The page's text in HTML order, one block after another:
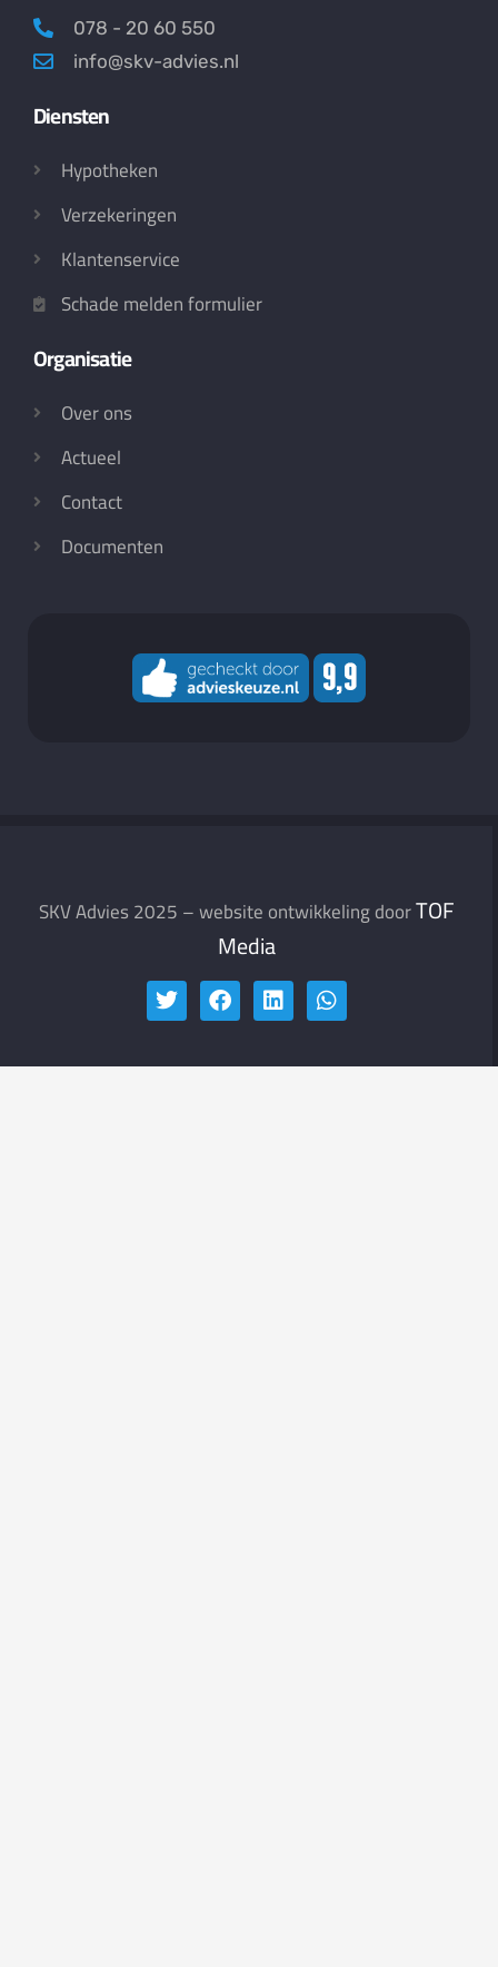
078 - 20 60 550
info@skv-advies.nl
Diensten
Hypotheken
Verzekeringen
Klantenservice
Schade melden formulier
Organisatie
Over ons
Actueel
Contact
Documenten
SKV Advies 2025 – website ontwikkeling doorTOF
Media